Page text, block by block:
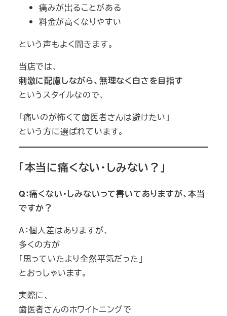
痛みが出ることがある
料金が高くなりやすい
という声もよく聞きます。
当店では、
刺激に配慮しながら、無理なく白さを目指す
というスタイルなので、
「痛いのが怖くて歯医者さんは避けたい」
という方に選ばれています。
「本当に痛くない・しみない？」
Q：痛くない・しみないって書いてありますが、本当
ですか？
A：個人差はありますが、
多くの方が
「思っていたより全然平気だった」
とおっしゃいます。
実際に、
歯医者さんのホワイトニングで